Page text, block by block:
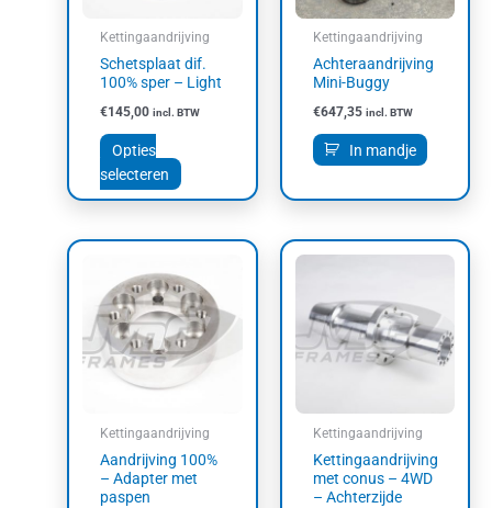
Kettingaandrijving
Schetsplaat dif.
100% sper – Light
€145,00 incl. BTW
Opties
selecteren
gekozen
worden
de
Kettingaandrijving
Achteraandrijving
Mini-Buggy
€647,35 incl. BTW
In mandje
Kettingaandrijving
Aandrijving 100%
– Adapter met
paspen
product
heeft
meerdere
variaties.
Deze
gekozen
worden
Kettingaandrijving
Kettingaandrijving
met conus – 4WD
– Achterzijde